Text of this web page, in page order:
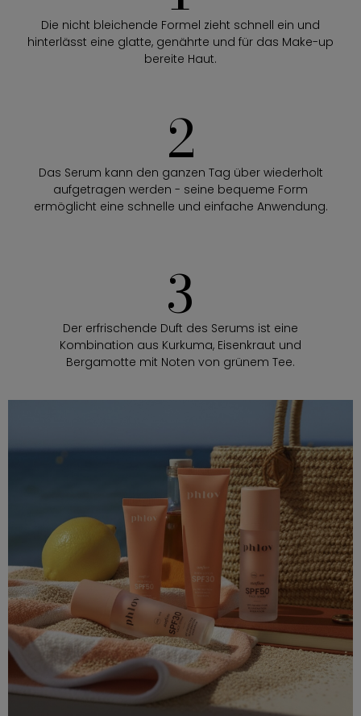
Die nicht bleichende Formel zieht schnell ein und
hinterlässt eine glatte, genährte und für das Make-up
bereite Haut.
2
Das Serum kann den ganzen Tag über wiederholt
aufgetragen werden - seine bequeme Form
ermöglicht eine schnelle und einfache Anwendung.
3
Der erfrischende Duft des Serums ist eine
Kombination aus Kurkuma, Eisenkraut und
Bergamotte mit Noten von grünem Tee.